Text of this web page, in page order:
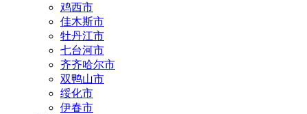
鸡西市
佳木斯市
牡丹江市
七台河市
齐齐哈尔市
双鸭山市
绥化市
伊春市